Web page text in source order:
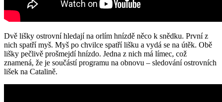
Dvě lišky ostrovní hledají na orlím hnízdě něco k snědku. První z
nich spatří myš. Myš po chvilce spatří lišku a vydá se na útěk. Obě
lišky pečlivě prošmejdí hnízdo. Jedna z nich má límec, což
znamená, že je součástí programu na obnovu – sledování ostrovních
lišek na Catalině.